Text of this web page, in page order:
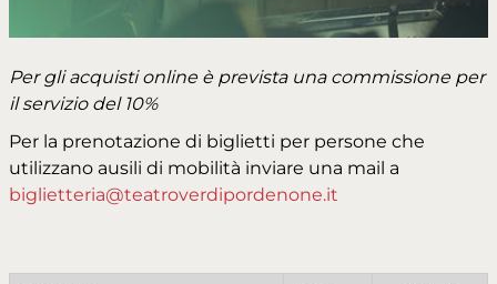
Per gli acquisti online è prevista una commissione per
il servizio del 10%
Per la prenotazione di biglietti per persone che
utilizzano ausili di mobilità inviare una mail a
biglietteria@teatroverdipordenone.it